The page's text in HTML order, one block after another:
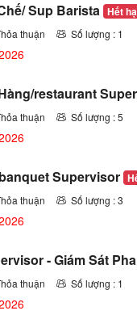
Sup Barista Hết
thuận Số lượng : 1
restaurant
thuận Số lượng : 5
Supervisor
thuận Số lượng : 3
- Giám Sát
thuận Số lượng : 1